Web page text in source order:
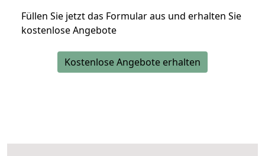
Füllen Sie jetzt das Formular aus und erhalten Sie
kostenlose Angebote
Kostenlose Angebote erhalten